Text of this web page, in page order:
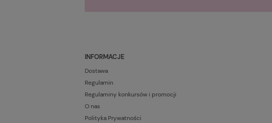
INFORMACJE
Dostawa
Regulamin
Regulaminy konkursów i promocji
O nas
Polityka Prywatności